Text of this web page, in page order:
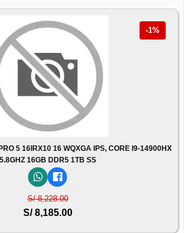
-1%
5 16IRX10 16 WQXGA IPS, CORE I9-14900HX
5.8GHZ 16GB DDR5 1TB SS
S/ 8,228.00
S/ 8,185.00